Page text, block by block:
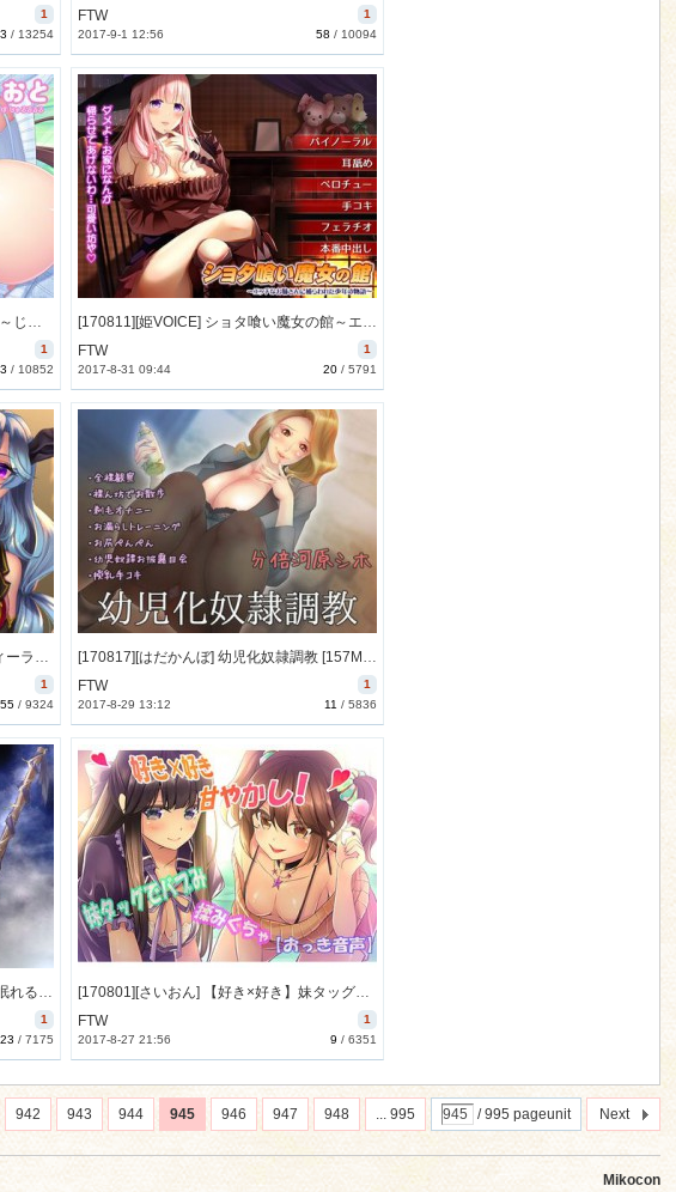
1
/ 13254
1
FTW
58 / 10094
2017-9-1 12:56
[170826][さーくるたこす] くちのおと ～じゅるじゅる、じゅぼじゅぼ、じゅるるるる～ [1059M] [RJ206854]
1
/ 10852
[170811][姫VOICE] ショタ喰い魔女の館～エッチなお姉さんに捕らわれた少年の物語～ [386M] [RJ205403]
1
FTW
20 /5791
2017-8-31 09:44
[170823][Garden of pleasure] 魔族ディーラーの堕落遊戯 ～ようこそ、悦楽のカジノへ～ [254M] [RJ205170]
1
55 /9324
[170817][はだかんぼ] 幼児化奴隷調教 [157M] [RJ206380]
1
FTW
11 /5836
2017-8-29 13:12
[170801][チームランドセル] ぐっすり眠れる耳かきボイスβ [429M] [RJ204914]
1
23 /7175
[170801][さいおん] 【好き×好き】妹タッグでバブみ揉みくちゃ甘やかし!【バイノーラルおっき音声】 [1051M] [RJ204908]
1
FTW
9 /6351
2017-8-27 21:56
942 943 944 945 946 947 948 ... 995 / 995 pageunit Next
Mikocon